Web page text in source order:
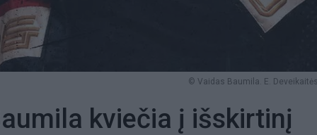
© Vaidas Baumila. E.
kviečia į išskirtinį